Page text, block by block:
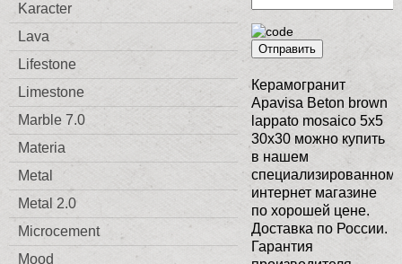
Karacter
Lava
Lifestone
Limestone
Marble 7.0
Materia
Metal
Metal 2.0
Microcement
Mood
Отправить
Керамогранит
Apavisa Beton brown
lappato mosaico 5x5
30x30 можно купить
в нашем
специализированном
интернет магазине
по хорошей цене.
Доставка по России.
Гарантия